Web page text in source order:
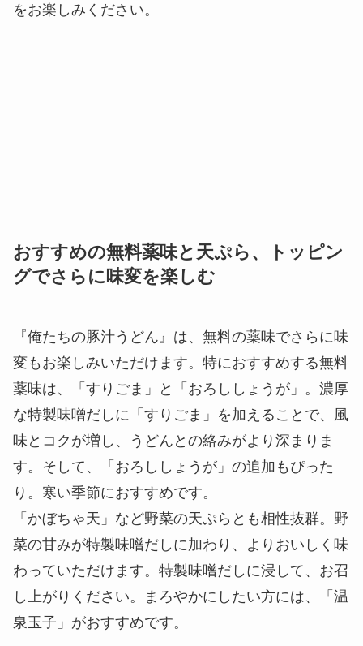
ーのみ、刻み生ニラのみのトッピングもご用意して
おすすめの無料薬味と天ぷら、トッピン
グでさらに味変を楽しむ
『俺たちの豚汁うどん』は、無料の薬味でさらに味
変もお楽しみいただけます。特におすすめする無料
薬味は、「すりごま」と「おろししょうが」。濃厚
な特製味噌だしに「すりごま」を加えることで、風
味とコクが増し、うどんとの絡みがより深まりま
す。そして、「おろししょうが」の追加もぴった
り。寒い季節におすすめです。